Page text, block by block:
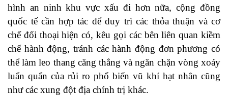
hình an ninh khu vực xấu đi hơn nữa, cộng đồng
quốc tế cần hợp tác để duy trì các thỏa thuận và cơ
chế đối thoại hiện có, kêu gọi các bên liên quan kiềm
chế hành động, tránh các hành động đơn phương có
thể làm leo thang căng thẳng và ngăn chặn vòng xoáy
luẩn quẩn của rủi ro phổ biến vũ khí hạt nhân cũng
như các xung đột địa chính trị khác.